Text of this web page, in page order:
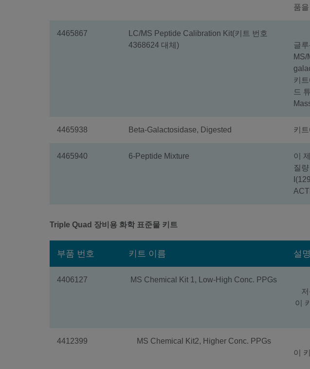
품
4465867
LC/MS Peptide Calibration Kit(키트 번호
4368624 대체)
글
MS/
키
드
4465938 Beta-Galactosidase, Digested 키
4465940 6-Peptide Mixture
이
질
Triple Quad 장비용 화학 표준물 키트
부품 번호 키트 이름 설명
4406127
MS Chemical Kit 1, Low-High Conc. PPGs
이
4412399 MS Chemical Kit2, Higher Conc. PPGs
이